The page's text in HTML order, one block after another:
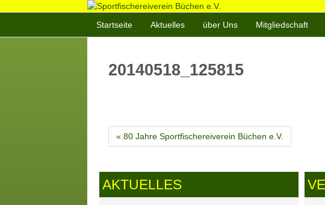
Startseite Aktuelles über Uns Mitgliedschaft
20140518_125815
« 80 Jahre Sportfischereiverein Büchen e.V.
AKTUELLES